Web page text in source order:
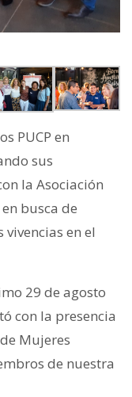
PUCP en
sus
la Asociación
busca de
en el
29 de agosto
con la presencia
Mujeres
de nuestra